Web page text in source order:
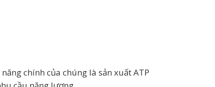
chính của chúng là sản xuất ATP